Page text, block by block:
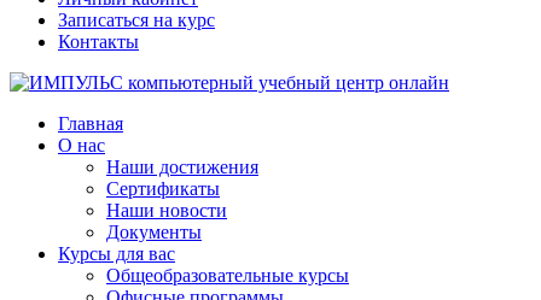
Записаться на курс
Контакты
Главная
О нас
Наши достижения
Сертификаты
Наши новости
Документы
Курсы для вас
Общеобразовательные курсы